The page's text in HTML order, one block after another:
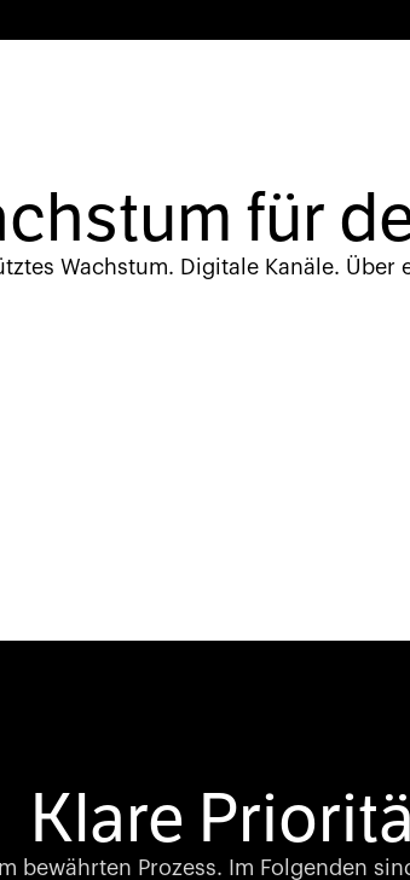
für
Wachstum. Digitale Kanäle. Über
Klare
bewährten Prozess. Im Folgenden